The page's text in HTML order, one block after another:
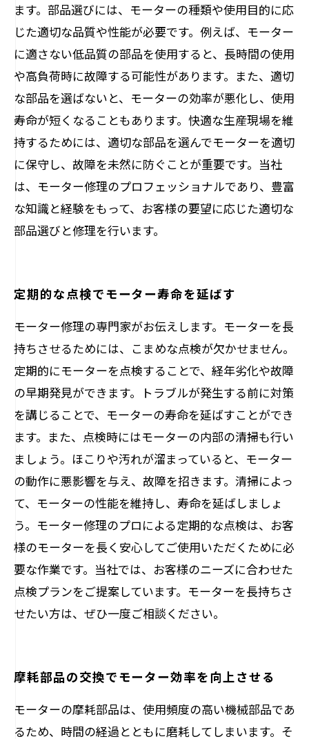
ます。部品選びには、モーターの種類や使用目的に応
じた適切な品質や性能が必要です。例えば、モーター
に適さない低品質の部品を使用すると、長時間の使用
や高負荷時に故障する可能性があります。また、適切
な部品を選ばないと、モーターの効率が悪化し、使用
寿命が短くなることもあります。快適な生産現場を維
持するためには、適切な部品を選んでモーターを適切
に保守し、故障を未然に防ぐことが重要です。当社
は、モーター修理のプロフェッショナルであり、豊富
な知識と経験をもって、お客様の要望に応じた適切な
部品選びと修理を行います。
定期的な点検でモーター寿命を延ばす
モーター修理の専門家がお伝えします。モーターを長
持ちさせるためには、こまめな点検が欠かせません。
定期的にモーターを点検することで、経年劣化や故障
の早期発見ができます。トラブルが発生する前に対策
を講じることで、モーターの寿命を延ばすことができ
ます。また、点検時にはモーターの内部の清掃も行い
ましょう。ほこりや汚れが溜まっていると、モーター
の動作に悪影響を与え、故障を招きます。清掃によっ
て、モーターの性能を維持し、寿命を延ばしましょ
う。モーター修理のプロによる定期的な点検は、お客
様のモーターを長く安心してご使用いただくために必
要な作業です。当社では、お客様のニーズに合わせた
点検プランをご提案しています。モーターを長持ちさ
せたい方は、ぜひ一度ご相談ください。
摩耗部品の交換でモーター効率を向上させる
モーターの摩耗部品は、使用頻度の高い機械部品であ
るため、時間の経過とともに磨耗してしまいます。そ